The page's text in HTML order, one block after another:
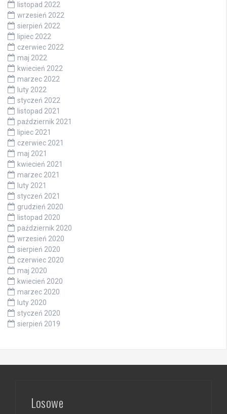
listopad 2022
wrzesień 2022
sierpień 2022
lipiec 2022
czerwiec 2022
maj 2022
kwiecień 2022
marzec 2022
luty 2022
styczeń 2022
listopad 2021
październik 2021
lipiec 2021
czerwiec 2021
maj 2021
kwiecień 2021
marzec 2021
luty 2021
styczeń 2021
grudzień 2020
listopad 2020
październik 2020
wrzesień 2020
sierpień 2020
czerwiec 2020
maj 2020
kwiecień 2020
marzec 2020
luty 2020
styczeń 2020
sierpień 2019
Losowe